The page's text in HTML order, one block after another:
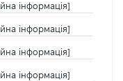
інформація]
інформація]
інформація]
інформація]